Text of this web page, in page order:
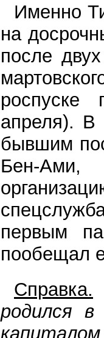
Именно
на
после
апреля). В
бывшим
Бен-Ами,
первым
пообещал
Справка.
родился